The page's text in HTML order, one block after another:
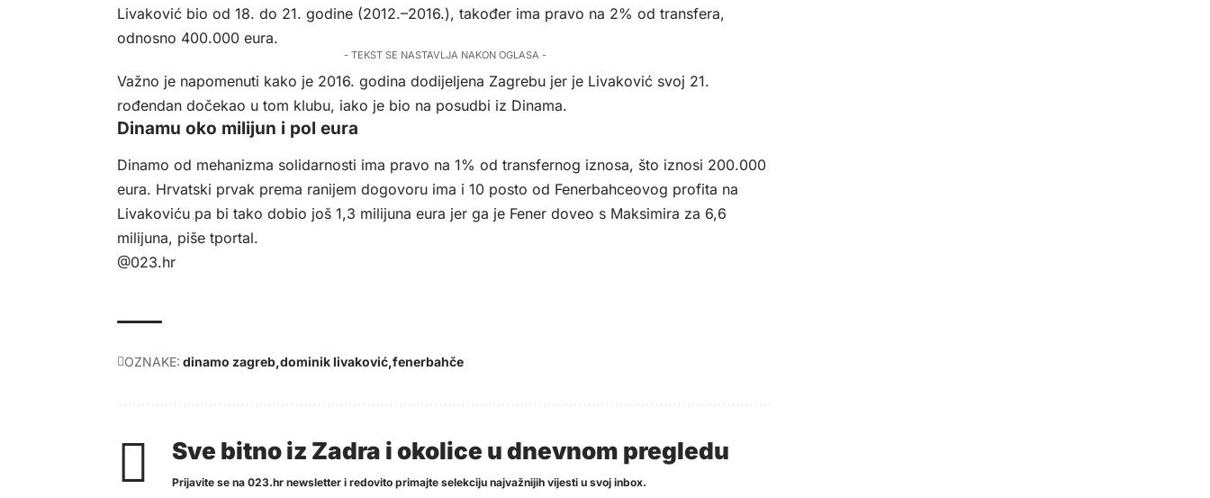
Livaković bio od 18. do 21. godine (2012.–2016.), također ima pravo na 2% od transfera,
odnosno 400.000 eura.
- TEKST SE NASTAVLJA NAKON OGLASA -
Važno je napomenuti kako je 2016. godina dodijeljena Zagrebu jer je Livaković svoj 21.
rođendan dočekao u tom klubu, iako je bio na posudbi iz Dinama.
Dinamu oko milijun i pol eura
Dinamo od mehanizma solidarnosti ima pravo na 1% od transfernog iznosa, što iznosi 200.000
eura. Hrvatski prvak prema ranijem dogovoru ima i 10 posto od Fenerbahceovog profita na
Livakoviću pa bi tako dobio još 1,3 milijuna eura jer ga je Fener doveo s Maksimira za 6,6
milijuna, piše tportal.
@023.hr
OZNAKE: dinamo zagreb dominik livaković fenerbahče
Sve bitno iz Zadra i okolice u dnevnom pregledu
Prijavite se na 023.hr newsletter i redovito primajte selekciju najvažnijih vijesti u svoj inbox.